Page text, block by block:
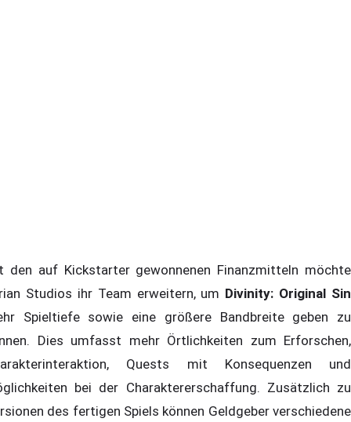
den auf Kickstarter gewonnenen Finanzmitteln möchte
Studios ihr Team erweitern, um Divinity: Original Sin
Spieltiefe sowie eine größere Bandbreite geben zu
Dies umfasst mehr Örtlichkeiten zum Erforschen,
Quests mit Konsequenzen und
bei der Charaktererschaffung. Zusätzlich zu
des fertigen Spiels können Geldgeber verschiedene